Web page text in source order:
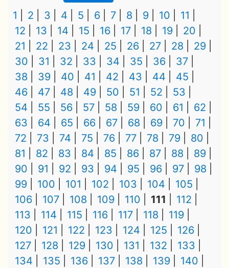
1 2 3 4 5 6 7 8 9 10
11
12
13 14 15 16 17 18 19
20
21
22 23 24 25 26 27 28
29
30
31 32 33 34 35 36
37
38
39 40 41 42 43 44
45
46
47 48 49 50 51 52
53
54
55 56 57 58 59 60 61
62
63
64 65 66 67 68 69 70
71
72
73 74 75 76 77 78 79
80
81
82 83 84 85 86 87 88
89
90
91 92 93 94 95 96 97
98
99
100 101 102 103 104
105
106
107 108 109 110 111
112
113
114 115 116 117 118
119
120
121 122 123 124 125
126
127
128 129 130 131 132
133
134
135 136 137 138 139
140